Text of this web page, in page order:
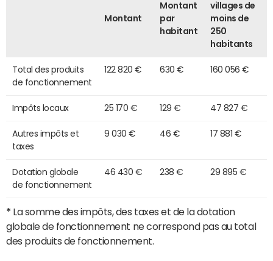
Montant
Montant
par
habitant
villages de
moins de
250
habitants
Total des produits
de fonctionnement
122 820 € 630 € 160 056 €
Impôts locaux 25 170 € 129 € 47 827 €
Autres impôts et
taxes
9 030 € 46 € 17 881 €
Dotation globale
de fonctionnement
46 430 € 238 € 29 895 €
* La somme des impôts, des taxes et de la dotation
globale de fonctionnement ne correspond pas au total
des produits de fonctionnement.